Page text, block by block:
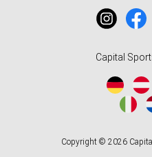
Capital
Copyright © 2026